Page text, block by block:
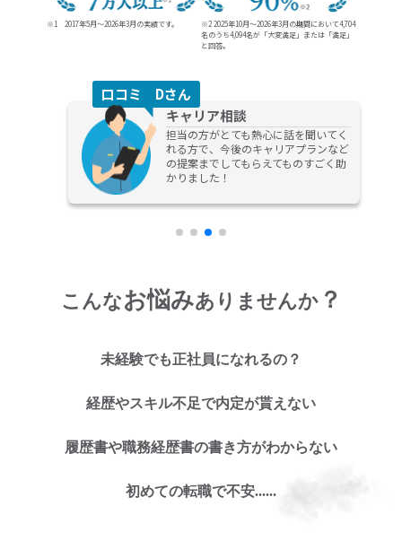
※1 2017年5月～2026年3月の実績です。
※2 2025年10月～2026年3月の期間において4,704
名のうち4,094名が「大変満足」または「満足」
と回答。
キャリア相談
担当の方がとても熱心に話を聞いてく
れる方で、今後のキャリアプランなど
の提案までしてもらえてものすごく助
かりました！
口コミ Dさん
こんなお悩みありませんか？
未経験でも正社員になれるの？
経歴やスキル不足で内定が貰えない
履歴書や職務経歴書の書き方がわからない
初めての転職で不安......
お仕事探しのお悩み
お任せくださ